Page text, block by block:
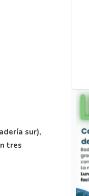
sur),
tres